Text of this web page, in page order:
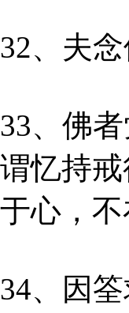
32、夫
33、佛
谓忆持
于心，不
34、因